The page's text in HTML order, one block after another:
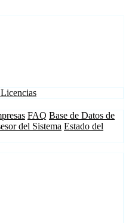
FAQ Base de Datos de
del Sistema Estado del